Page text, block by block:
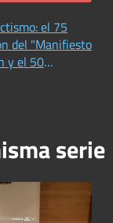
el 75
del "Manifiesto
y el 50
"La
serie